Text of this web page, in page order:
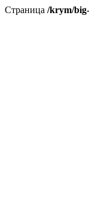
Страница /krym/